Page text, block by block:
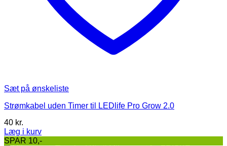
Sæt på ønskeliste
Strømkabel uden Timer til LEDlife Pro Grow 2.0
40 kr.
Læg i kurv
SPAR 10,-